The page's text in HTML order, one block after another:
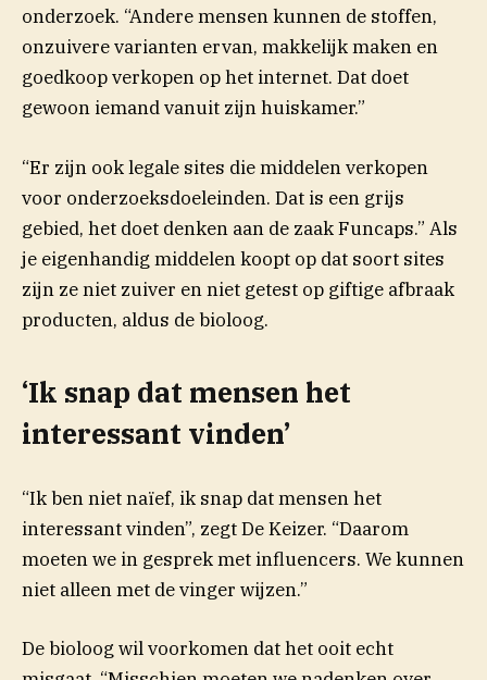
onderzoek. “Andere mensen kunnen de stoffen,
onzuivere varianten ervan, makkelijk maken en
goedkoop verkopen op het internet. Dat doet
gewoon iemand vanuit zijn huiskamer.”
“Er zijn ook legale sites die middelen verkopen
voor onderzoeksdoeleinden. Dat is een grijs
gebied, het doet denken aan de zaak Funcaps.” Als
je eigenhandig middelen koopt op dat soort sites
zijn ze niet zuiver en niet getest op giftige afbraak
producten, aldus de bioloog.
‘Ik snap dat mensen het
interessant vinden’
“Ik ben niet naïef, ik snap dat mensen het
interessant vinden”, zegt De Keizer. “Daarom
moeten we in gesprek met influencers. We kunnen
niet alleen met de vinger wijzen.”
De bioloog wil voorkomen dat het ooit echt